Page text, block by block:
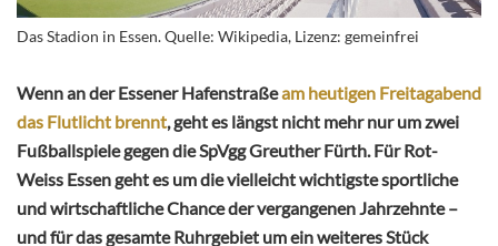
Das Stadion in Essen. Quelle: Wikipedia, Lizenz: gemeinfrei
Wenn an der Essener Hafenstraßeam heutigen Freitagabend
das Flutlicht brennt, geht es längst nicht mehr nur um zwei
Fußballspiele gegen die SpVgg Greuther Fürth. Für Rot-
Weiss Essen geht es um die vielleicht wichtigste sportliche
und wirtschaftliche Chance der vergangenen Jahrzehnte –
und für das gesamte Ruhrgebiet um ein weiteres Stück